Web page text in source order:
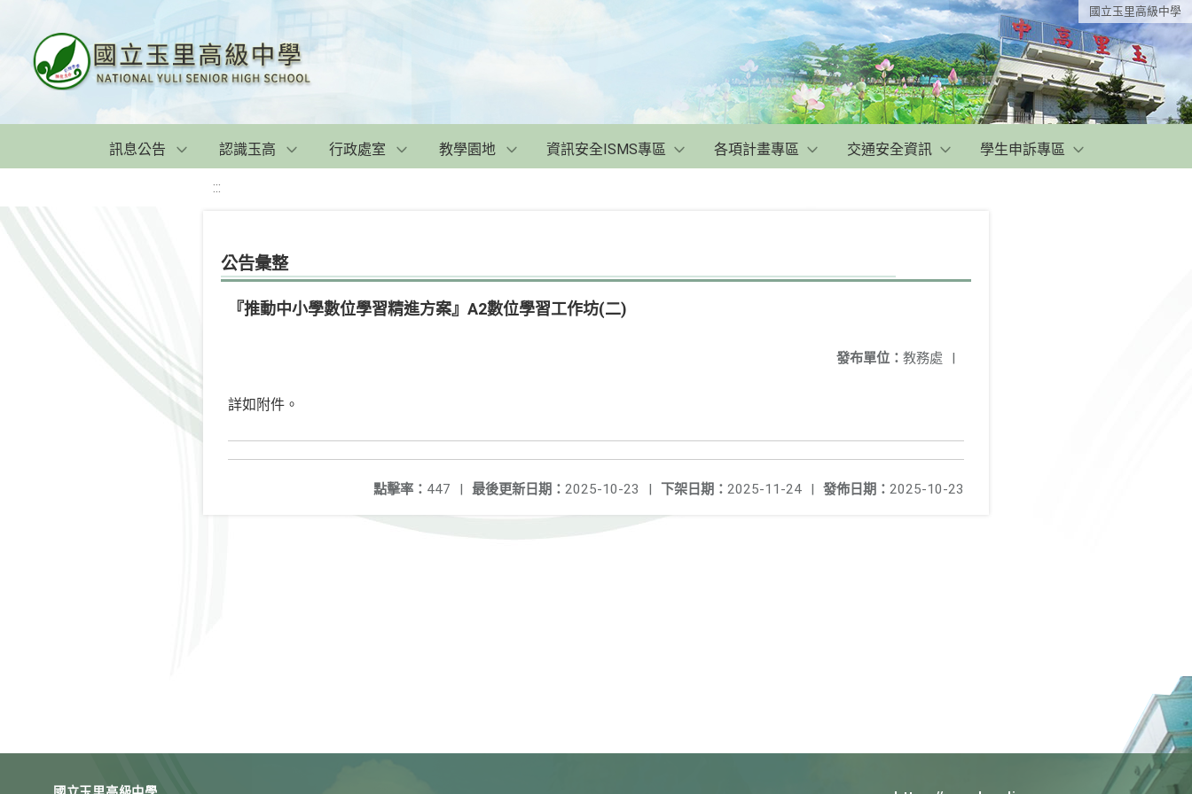
國立玉里高級中學
訊息公告 認識玉高 行政處室 教學園地 資訊安全ISMS專區 各項計畫專區 交通安全資訊 學生申訴專區
:::
公告彙整
『推動中小學數位學習精進方案』A2數位學習工作坊(二)
發布單位： 教務處 |
詳如附件。
發佈日期： 2025-10-23
下架日期： 2025-11-24 |
最後更新日期： 2025-10-23 |
點擊率： 447 |